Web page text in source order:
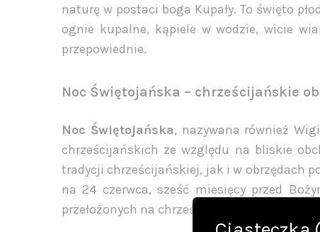
naturę w postaci boga Kupały. To święto
ognie kupalne, kąpiele w wodzie, wicie
przepowiednie.
Noc Świętojańska – chrześcijańskie
Noc Świętojańska, nazywana również
chrześcijańskich ze względu na bliskie
tradycji chrześcijańskiej, jak i w obrzędach
na 24 czerwca, sześć miesięcy przed
przełożonych na chrześcijańskie wartości.